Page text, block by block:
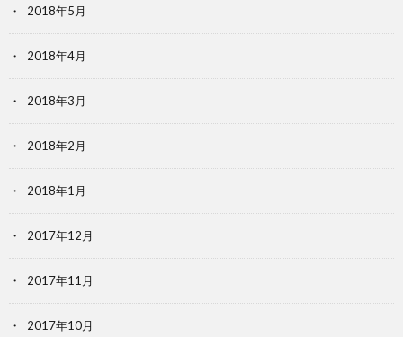
2018年5月
2018年4月
2018年3月
2018年2月
2018年1月
2017年12月
2017年11月
2017年10月